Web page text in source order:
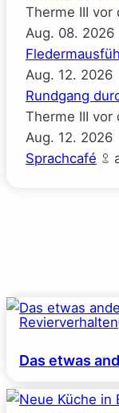
Therme III vor
Aug. 08. 2026
Aug. 12. 2026
Rundgang
Therme III vor
Aug. 12. 2026
Sprachcafé
Revierverhalten
Das etwas